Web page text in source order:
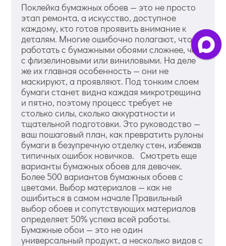
Поклейка бумажных обоев — это не просто
этап ремонта, а искусство, доступное
каждому, кто готов проявить внимание к
деталям. Многие ошибочно полагают, что
работать с бумажными обоями сложнее, чем
с флизелиновыми или виниловыми. На деле
же их главная особенность — они не
маскируют, а проявляют. Под тонким слоем
бумаги станет видна каждая микротрещина
и пятно, поэтому процесс требует не
столько силы, сколько аккуратности и
тщательной подготовки. Это руководство —
ваш пошаговый план, как превратить рулоны
бумаги в безупречную отделку стен, избежав
типичных ошибок новичков. Смотреть еще
варианты бумажных обоев для девочек.
Более 500 вариантов бумажных обоев с
цветами. Выбор материалов — как не
ошибиться в самом начале Правильный
выбор обоев и сопутствующих материалов
определяет 50% успеха всей работы.
Бумажные обои — это не один
универсальный продукт, а несколько видов с